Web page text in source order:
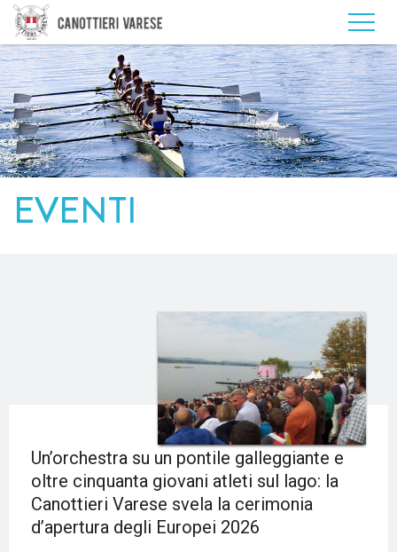
EVENTI
Un’orchestra su un pontile galleggiante e
oltre cinquanta giovani atleti sul lago: la
Canottieri Varese svela la cerimonia
d’apertura degli Europei 2026